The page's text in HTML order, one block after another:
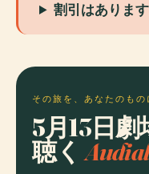
割引はありま
その旅を、あなたのもの
5月13日劇
聴く